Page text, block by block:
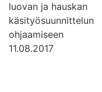
luovan ja hauskan
käsityösuunnittelun
ohjaamiseen
11.08.2017